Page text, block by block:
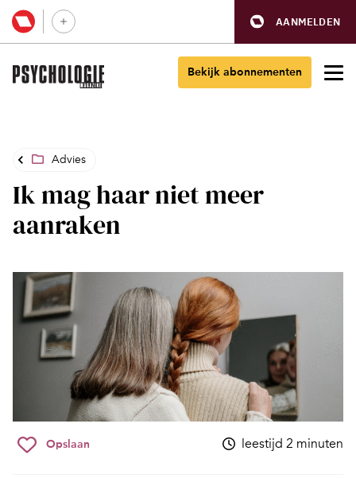
AANMELDEN
Bekijk abonnementen
Advies
Ik mag haar niet meer
aanraken
Opslaan leestijd 2 minuten